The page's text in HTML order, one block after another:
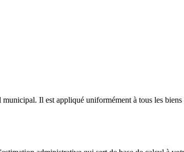
Il est appliqué uniformément à tous les biens